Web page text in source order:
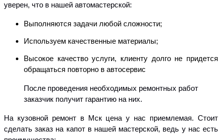
уверен, что в нашей автомастерской:
Выполняются задачи любой сложности;
Используем качественные материалы;
Высокое качество услуги, клиенту долго не придется
обращаться повторно в автосервис
После проведения необходимых ремонтных работ
заказчик получит гарантию на них.
На кузовной ремонт в Мск цена у нас приемлемая. Стоит
сделать заказ на капот в нашей мастерской, ведь у нас есть